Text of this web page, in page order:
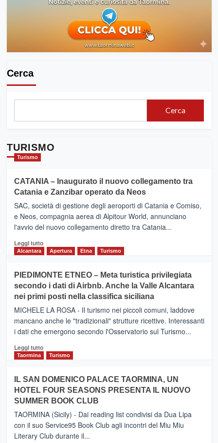
Cerca
Cerca
TURISMO
Turismo
CATANIA – Inaugurato il nuovo collegamento tra
Catania e Zanzibar operato da Neos
SAC, società di gestione degli aeroporti di Catania e Comiso,
e Neos, compagnia aerea di Alpitour World, annunciano
l'avvio del nuovo collegamento diretto tra Catania...
Leggi tuttoLeggi
CATANIA
–
Inaugurato
il
nuovo
collegamento
tra
e
Zanzibar
da
Neos
Alcantara Apertura Etna Turismo
PIEDIMONTE ETNEO – Meta turistica privilegiata
secondo i dati di Airbnb. Anche la Valle Alcantara
nei primi posti nella classifica siciliana
MICHELE LA ROSA - Il turismo nei piccoli comuni, laddove
mancano anche le "tradizionali" strutture ricettive. Interessanti
i dati che emergono secondo l'Osservatorio sul Turismo...
Leggi tuttoLeggi
PIEDIMONTE
ETNEO
–
Meta
turistica
privilegiata
secondo
Taormina Turismo
IL SAN DOMENICO PALACE TAORMINA, UN
HOTEL FOUR SEASONS PRESENTA IL NUOVO
SUMMER BOOK CLUB
TAORMINA (Sicily) - Dai reading list condivisi da Dua Lipa
con il suo Service95 Book Club agli incontri del Miu Miu
Literary Club durante il...